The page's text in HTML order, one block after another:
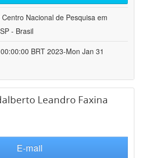
Centro Nacional de Pesquisa em
- Brasil
BRT 2023-Mon Jan 31
Leandro Faxina
E-mail